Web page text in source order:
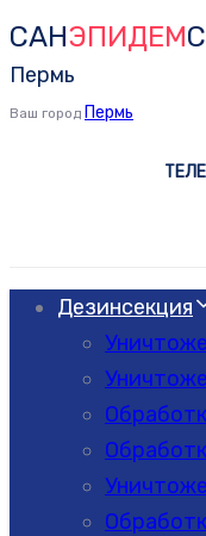
Skip
links
Skip
to
primary
САНЭПИДЕМ
Пермь
Ваш город Пермь
Дезинсекция